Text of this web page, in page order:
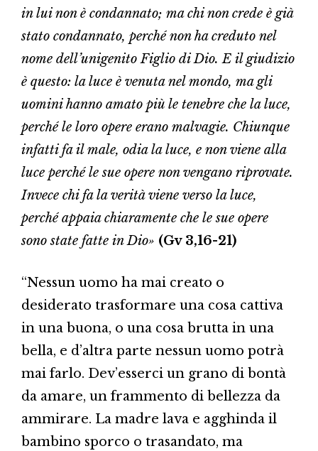
in lui non è condannato; ma chi non crede è già
stato condannato, perché non ha creduto nel
nome dell’unigenito Figlio di Dio. E il giudizio
è questo: la luce è venuta nel mondo, ma gli
uomini hanno amato più le tenebre che la luce,
perché le loro opere erano malvagie. Chiunque
infatti fa il male, odia la luce, e non viene alla
luce perché le sue opere non vengano riprovate.
Invece chi fa la verità viene verso la luce,
perché appaia chiaramente che le sue opere
sono state fatte in Dio» (Gv 3,16-21)
“Nessun uomo ha mai creato o
desiderato trasformare una cosa cattiva
in una buona, o una cosa brutta in una
bella, e d’altra parte nessun uomo potrà
mai farlo. Dev’esserci un grano di bontà
da amare, un frammento di bellezza da
ammirare. La madre lava e agghinda il
bambino sporco o trasandato, ma